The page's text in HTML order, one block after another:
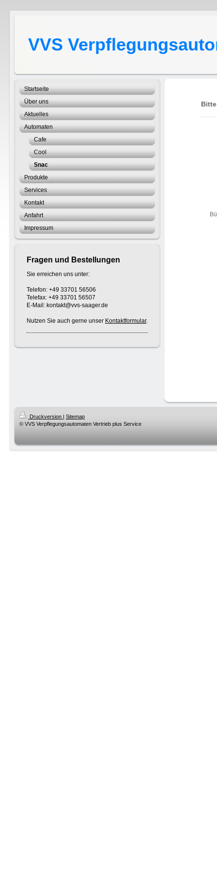
VVS
Startseite
Über uns
Aktuelles
Automaten
Cafe
Cool
Snac
Produkte
Services
Kontakt
Anfahrt
Impressum
Fragen und Bestellungen
Sie erreichen uns unter:
Telefon: +49 33701 56506
Telefax: +49 33701 56507
E-Mail: kontakt@vvs-saager.de
Nutzen Sie auch gerne unser Kontaktformular.
Druckversion | Sitemap
© VVS Verpflegungsautomaten Vertrieb plus Service